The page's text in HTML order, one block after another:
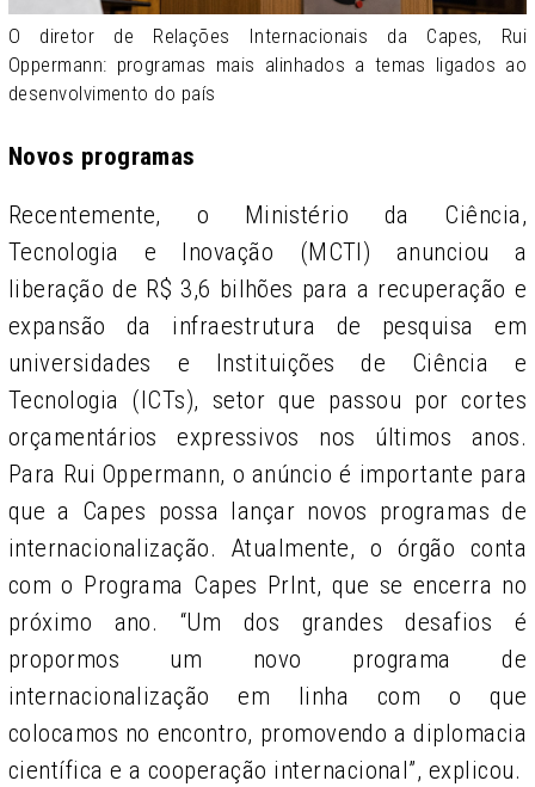
O diretor de Relações Internacionais da Capes, Rui
Oppermann: programas mais alinhados a temas ligados ao
desenvolvimento do país
Novos programas
Recentemente, o Ministério da Ciência,
Tecnologia e Inovação (MCTI) anunciou a
liberação de R$ 3,6 bilhões para a recuperação e
expansão da infraestrutura de pesquisa em
universidades e Instituições de Ciência e
Tecnologia (ICTs), setor que passou por cortes
orçamentários expressivos nos últimos anos.
Para Rui Oppermann, o anúncio é importante para
que a Capes possa lançar novos programas de
internacionalização. Atualmente, o órgão conta
com o Programa Capes PrInt, que se encerra no
próximo ano. “Um dos grandes desafios é
propormos um novo programa de
internacionalização em linha com o que
colocamos no encontro, promovendo a diplomacia
científica e a cooperação internacional”, explicou.